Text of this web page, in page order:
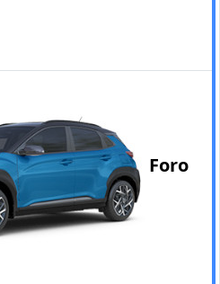
Foro